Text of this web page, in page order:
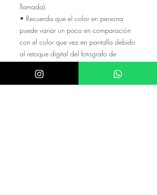
llamada).
• Recuerda que el color en persona
puede variar un poco en comparación
con el color que vez en pantalla debido
al retoque digital del fotografo de